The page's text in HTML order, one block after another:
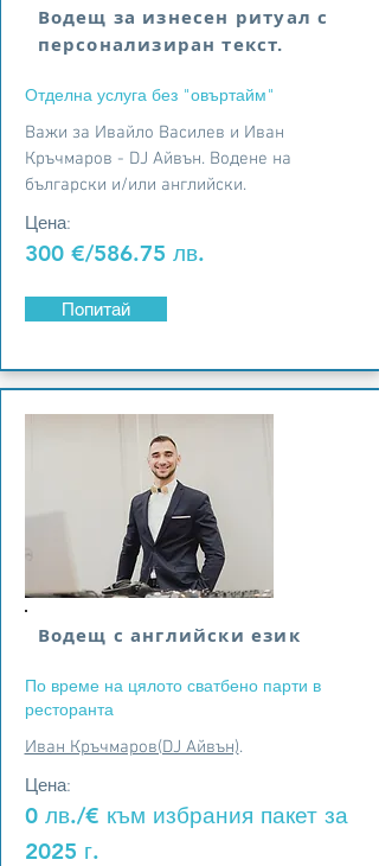
Водещ за изнесен ритуал с
персонализиран текст.
Отделна услуга без "овъртайм"
Важи за Ивайло Василев и Иван
Кръчмаров - DJ Айвън. Водене на
български и/или английски.
Цена:
300 €/586.75 лв.
Попитай
Водещ с английски език
По време на цялото сватбено парти в
ресторанта
Иван Кръчмаров(DJ Айвън).
Цена:
0 лв./€ към избрания пакет за
2025 г.